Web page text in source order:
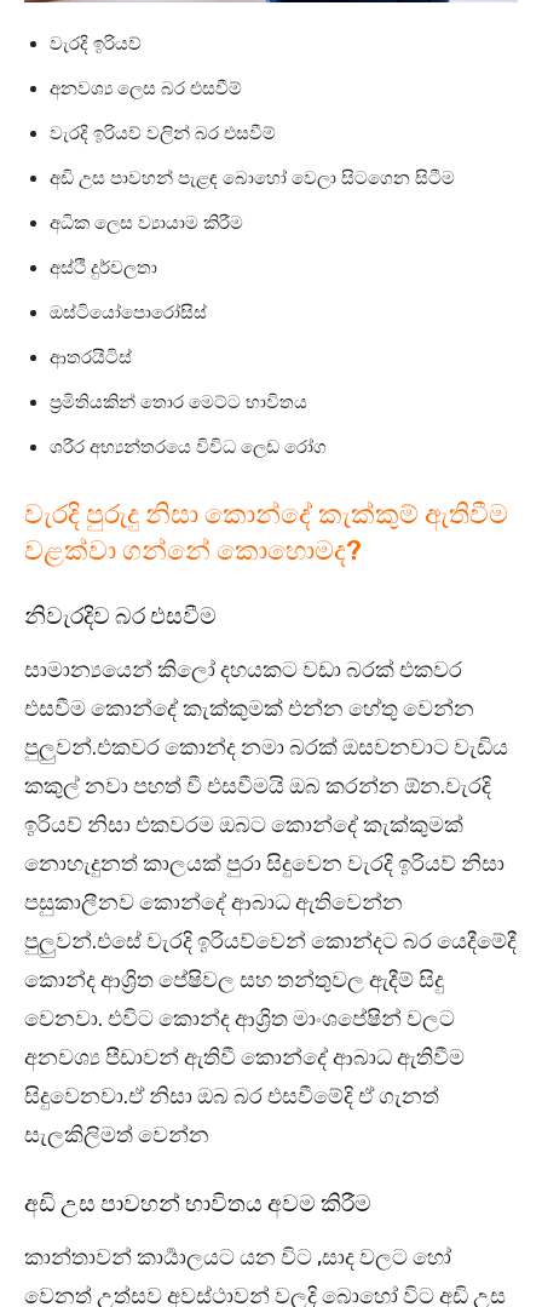
වැරදි ඉරියව්
අනවශ්‍ය ලෙස බර එසවීම්
වැරදි ඉරියව් වලින් බර එසවීම්
අඩි උස පාවහන් පැළඳ බොහෝ වෙලා සිටගෙන සිටීම
අධික ලෙස ව්‍යායාම කිරීම
අස්ථි දුර්වලතා
ඔස්ටියෝපොරෝසිස්
ආතරයිටිස්
ප්‍රමිතියකින් තොර මෙට්ට භාවිතය
ශරීර අභ්‍යන්තරයෙ විවිධ ලෙඩ රෝග
වැරදි පුරුදු නිසා කොන්දේ කැක්කුම් ඇතිවීම
වළක්වා ගන්නේ කොහොමද?
නිවැරදිව බර එසවීම
සාමාන්‍යයෙන් කිලෝ දහයකට වඩා බරක් එකවර
එසවීම කොන්දේ කැක්කුමක් එන්න හේතු වෙන්න
පුලුවන්.එකවර කොන්ද නමා බරක් ඔසවනවාට වැඩිය
කකුල් නවා පහත් වී එසවීමයි ඔබ කරන්න ඕන.වැරදි
ඉරියව් නිසා එකවරම ඔබට කොන්දේ කැක්කුමක්
නොහැදුනත් කාලයක් පුරා සිදුවෙන වැරදි ඉරියව් නිසා
පසුකාලීනව කොන්දේ ආබාධ ඇතිවෙන්න
පුලුවන්.එසේ වැරදි ඉරියව්වෙන් කොන්දට බර යෙදීමේදී
කොන්ද ආශ්‍රිත පේෂිවල සහ තන්තුවල ඇදීම් සිදු
වෙනවා. එවිට කොන්ද ආශ්‍රිත මාංශපේෂින් වලට
අනවශ්‍ය පීඩාවන් ඇතිවී කොන්දේ ආබාධ ඇතිවීම
සිදුවෙනවා.ඒ නිසා ඔබ බර එසවීමේදි ඒ ගැනත්
සැලකිලිමත් වෙන්න
අඩි උස පාවහන් භාවිතය අවම කිරීම
කාන්තාවන් කාර්‍යාලයට යන විට ,සාද වලට හෝ
වෙනත් උත්සව අවස්ථාවන් වලදි බොහෝ විට අඩි උස